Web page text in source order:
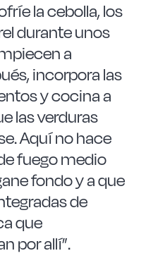
la cebolla, los
durante unos
a
incorpora las
y cocina a
las verduras
Aquí no hace
fuego medio
fondo y a que
de
que
por allí”.